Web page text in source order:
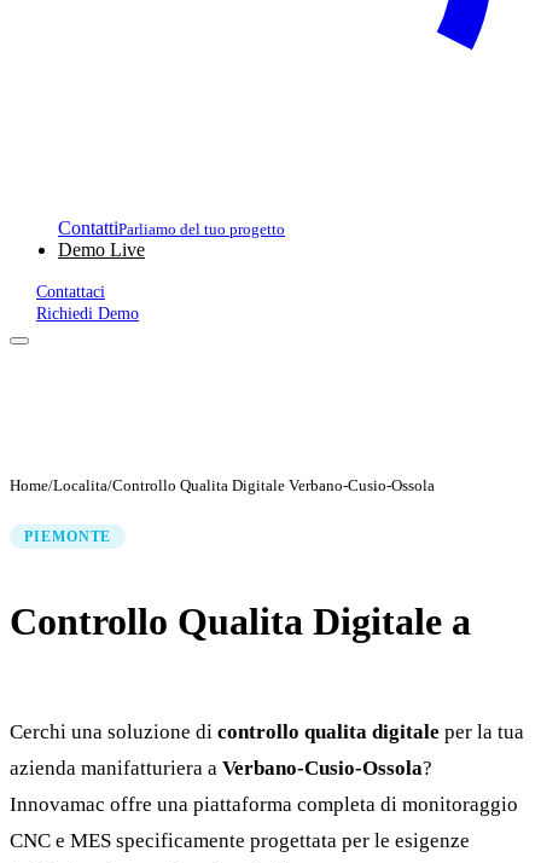
ContattiParliamo del tuo progetto
Demo Live
Contattaci
Richiedi Demo
Home/Localita/Controllo Qualita Digitale Verbano-Cusio-Ossola
PIEMONTE
Controllo Qualita Digitale a
Cerchi una soluzione di controllo qualita digitale per la tua
azienda manifatturiera a Verbano-Cusio-Ossola?
Innovamac offre una piattaforma completa di monitoraggio
CNC e MES specificamente progettata per le esigenze